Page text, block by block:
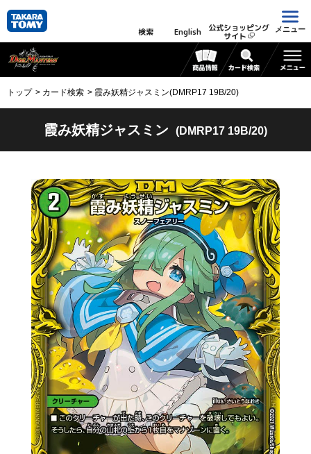
検索 English 公式ショッピング
サイト
メニュー
トップ カード検索 霞み妖精ジャスミン(DMRP17 19B/20)
霞み妖精ジャスミン (DMRP17 19B/20)